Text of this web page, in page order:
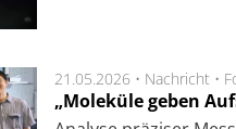
21.05.2026 • Nachricht •
„Moleküle geben